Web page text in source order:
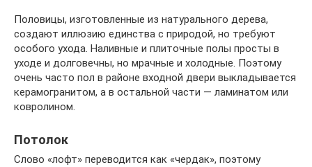
Половицы, изготовленные из натурального дерева,
создают иллюзию единства с природой, но требуют
особого ухода. Наливные и плиточные полы просты в
уходе и долговечны, но мрачные и холодные. Поэтому
очень часто пол в районе входной двери выкладывается
керамогранитом, а в остальной части — ламинатом или
ковролином.
Потолок
Слово «лофт» переводится как «чердак», поэтому